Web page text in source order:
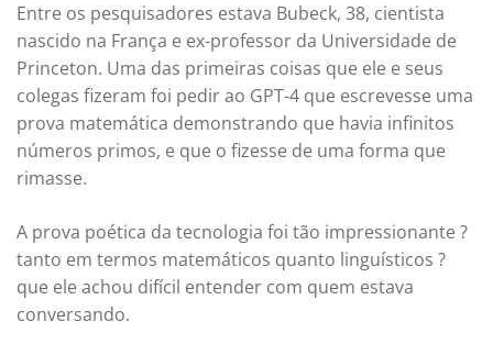
Entre os pesquisadores estava Bubeck, 38, cientista
nascido na França e ex-professor da Universidade de
Princeton. Uma das primeiras coisas que ele e seus
colegas fizeram foi pedir ao GPT-4 que escrevesse uma
prova matemática demonstrando que havia infinitos
números primos, e que o fizesse de uma forma que
rimasse.
A prova poética da tecnologia foi tão impressionante ?
tanto em termos matemáticos quanto linguísticos ?
que ele achou difícil entender com quem estava
conversando.